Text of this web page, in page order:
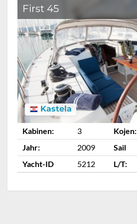
First 45
Kastela
Kabinen: 3 Kojen:
Jahr:
2009 Sail
Yacht-ID
5212 L/T: